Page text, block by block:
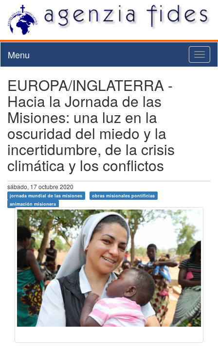
Menu
EUROPA/INGLATERRA -
Hacia la Jornada de las
Misiones: una luz en la
oscuridad del miedo y la
incertidumbre, de la crisis
climática y los conflictos
sábado, 17 octubre 2020
jornada mundial de las misiones
obras misionales pontificias
animación misionera